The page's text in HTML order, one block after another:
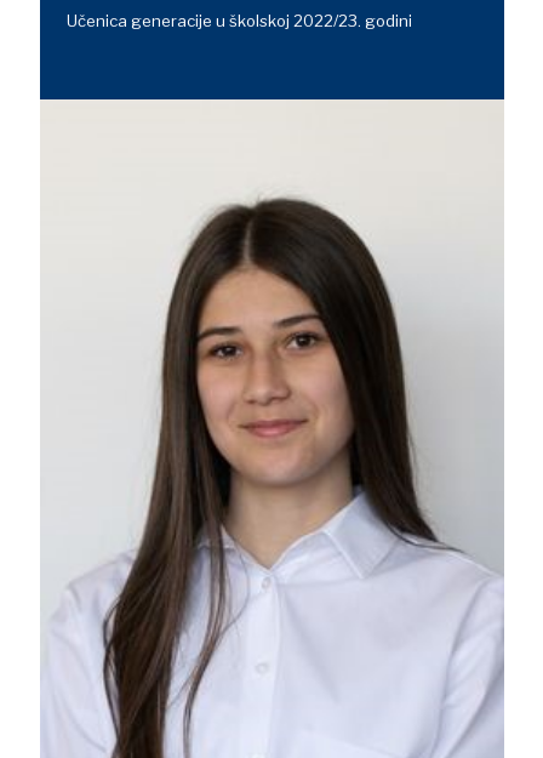
Učenica generacije u školskoj 2022/23. godini